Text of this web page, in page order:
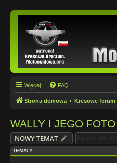
Więcej… FAQ
Strona domowa Kresowe
WALLY I JEGO
NOWY TEMAT
TEMATY